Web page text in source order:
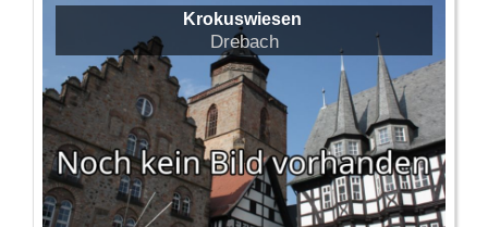
Krokuswiesen
Drebach